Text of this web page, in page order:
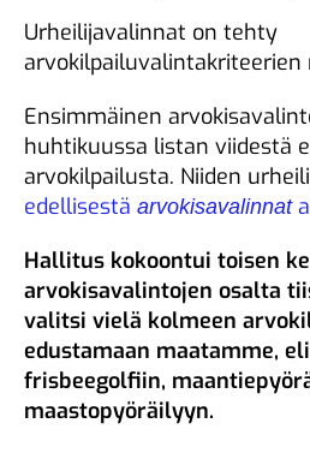
Urheilijavalinnat on tehty
arvokilpailuvalintakriteerien
Ensimmäinen
huhtikuussa listan viidestä
arvokilpailusta. Niiden
edellisestä arvokisavalinnat
Hallitus kokoontui toisen
arvokisavalintojen osalta
valitsi vielä kolmeen
edustamaan maatamme,
frisbeegolfiin,
maastopyöräilyyn.